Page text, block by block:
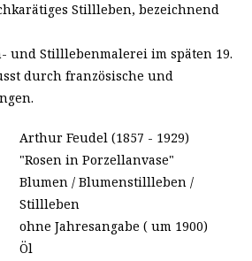
Stillleben, bezeichnend
und Stilllebenmalerei im späten 19.
durch französische und
Arthur Feudel (1857 - 1929)
"Rosen in Porzellanvase"
Blumen / Blumenstillleben /
Stillleben
ohne Jahresangabe ( um 1900)
Öl